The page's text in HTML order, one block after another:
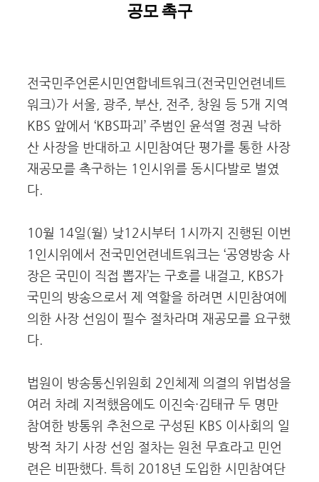
공모 촉구
전국민주언론시민연합네트워크(전국민언련네트
워크)가 서울, 광주, 부산, 전주, 창원 등 5개 지역
KBS 앞에서 ‘KBS파괴’ 주범인 윤석열 정권 낙하
산 사장을 반대하고 시민참여단 평가를 통한 사장
재공모를 촉구하는 1인시위를 동시다발로 벌였
다.
10월 14일(월) 낮12시부터 1시까지 진행된 이번
1인시위에서 전국민언련네트워크는 ‘공영방송 사
장은 국민이 직접 뽑자’는 구호를 내걸고, KBS가
국민의 방송으로서 제 역할을 하려면 시민참여에
의한 사장 선임이 필수 절차라며 재공모를 요구했
다.
법원이 방송통신위원회 2인체제 의결의 위법성을
여러 차례 지적했음에도 이진숙·김태규 두 명만
참여한 방통위 추천으로 구성된 KBS 이사회의 일
방적 차기 사장 선임 절차는 원천 무효라고 민언
련은 비판했다. 특히 2018년 도입한 시민참여단